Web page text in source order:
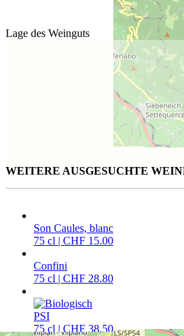
Lage des Weinguts
WEITERE AUSGESUCHTE
Son Caules, blanc
75 cl | CHF 15.00
Confini
75 cl | CHF 28.80
PSI
75 cl | CHF 38.50